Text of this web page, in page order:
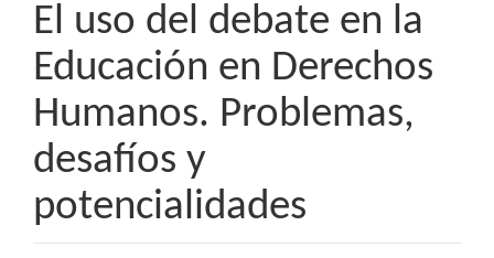
El uso del debate en la
Educación en Derechos
Humanos. Problemas,
desafíos y
potencialidades